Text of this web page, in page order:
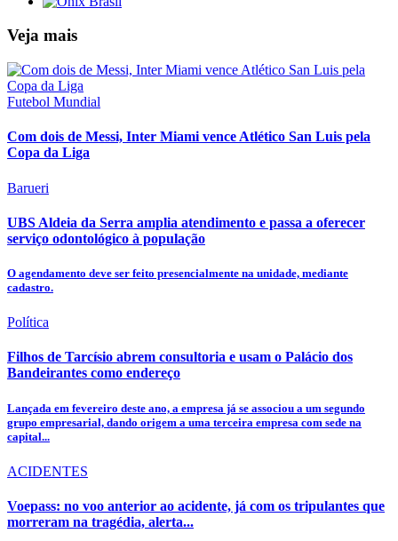
Veja mais
Futebol Mundial
Com dois de Messi, Inter Miami vence Atlético San Luis pela
Copa da Liga
Barueri
UBS Aldeia da Serra amplia atendimento e passa a oferecer
serviço odontológico à população
O agendamento deve ser feito presencialmente na unidade, mediante
cadastro.
Política
Filhos de Tarcísio abrem consultoria e usam o Palácio dos
Bandeirantes como endereço
Lançada em fevereiro deste ano, a empresa já se associou a um segundo
grupo empresarial, dando origem a uma terceira empresa com sede na
capital...
ACIDENTES
Voepass: no voo anterior ao acidente, já com os tripulantes que
morreram na tragédia, alerta...